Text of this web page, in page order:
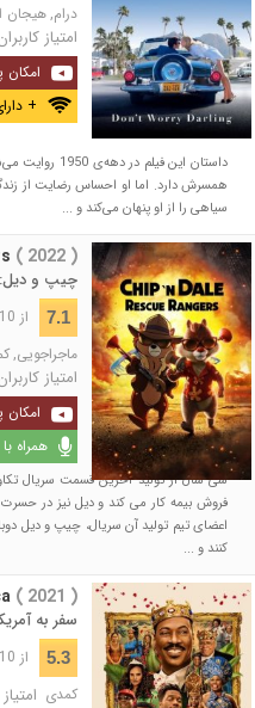
درام, هیجان
امتیاز
+
داستان این
همسرش دارد. اما او احساس رضایت از
سیاهی را از او پنهان می‌کند و ...
( 2022 )
چیپ و دیل:
7.1 از 10
ماجراجویی,
امتیاز
همراه
سی سال از تولید آخرین قسمت سریال
فروش بیمه کار می کند و دیل نیز در
اعضای تیم تولید آن سریال، چیپ و دیل
کنند و ...
( 2021 )
سفر به
5.3 از 10
کمدی